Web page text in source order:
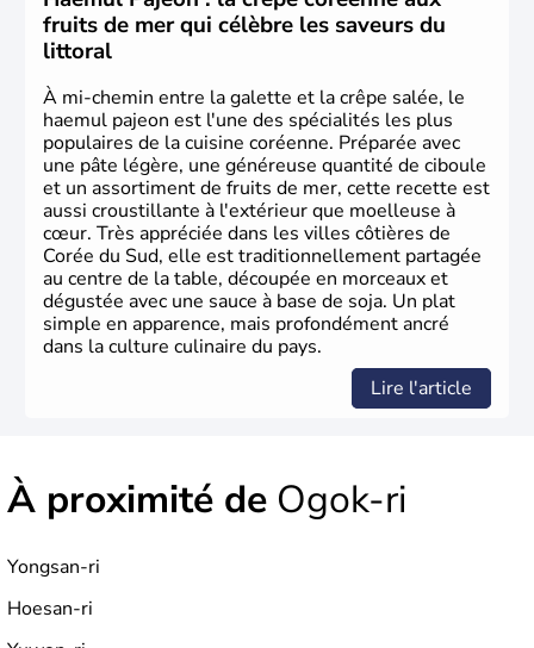
1988, de même que la Coupe du Monde de football en
2002, en collaboration avec le Japon.
fruits de mer qui célèbre les saveurs du
littoral
À mi-chemin entre la galette et la crêpe salée, le
haemul pajeon est l'une des spécialités les plus
populaires de la cuisine coréenne. Préparée avec
une pâte légère, une généreuse quantité de ciboule
et un assortiment de fruits de mer, cette recette est
aussi croustillante à l'extérieur que moelleuse à
cœur. Très appréciée dans les villes côtières de
Corée du Sud, elle est traditionnellement partagée
au centre de la table, découpée en morceaux et
dégustée avec une sauce à base de soja. Un plat
simple en apparence, mais profondément ancré
dans la culture culinaire du pays.
Lire l'article
À proximité de Ogok-ri
Yongsan-ri
Hoesan-ri